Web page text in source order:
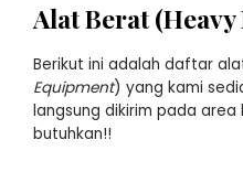
Alat Berat
Berikut ini adalah daftar
Equipment) yang kami
langsung dikirim pada area
butuhkan!!